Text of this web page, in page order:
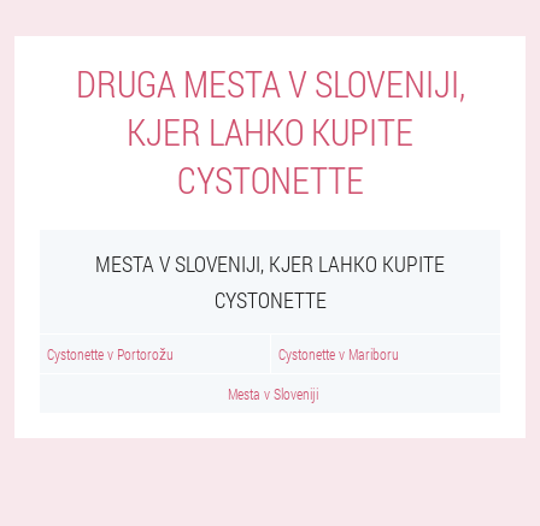
DRUGA MESTA V SLOVENIJI,
KJER LAHKO KUPITE
CYSTONETTE
MESTA V SLOVENIJI, KJER LAHKO KUPITE
CYSTONETTE
Cystonette v Portorožu Cystonette v Mariboru
Mesta v Sloveniji